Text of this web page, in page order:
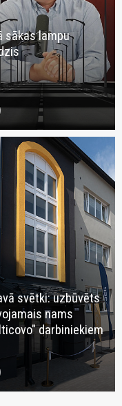
sākas lampu
svētki: uzbūvēts
nams
darbiniekiem